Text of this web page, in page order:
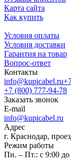
Карта сайта
Как купить
Условия оплаты
Условия доставки
Гарантия на товар
Вопрос-ответ
Контакты
info@kupicabel.ru
+7 (800) 777-94-78
Заказать звонок
E-mail
info@kupicabel.ru
Адрес
г. Краснодар,
Режим работы
Пн. – Пт.: с 9:00 до